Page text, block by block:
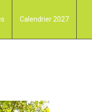
Calendrier 2027